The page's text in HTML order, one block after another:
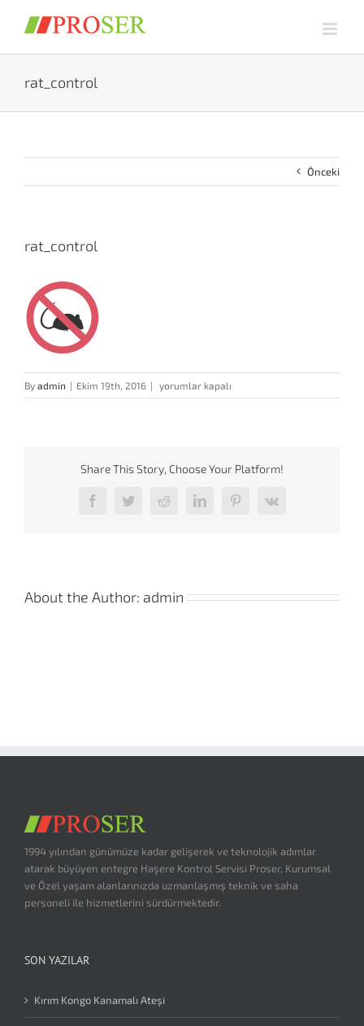
rat_control
Önceki
rat_control
By admin | Ekim 19th, 2016 |
rat_control
için
yorumlar kapalı
Share This Story, Choose Your Platform!
FacebookTwitterRedditLinkedInPinterestVk
About the Author: admin
1994 yılından günümüze kadar gelişerek ve teknolojik adımlar
atarak büyüyen entegre Haşere Kontrol Servisi Proser, Kurumsal
ve Özel yaşam alanlarınızda uzmanlaşmış teknik ve saha
personeli ile hizmetlerini sürdürmektedir.
SON YAZILAR
Kırım Kongo Kanamalı Ateşi